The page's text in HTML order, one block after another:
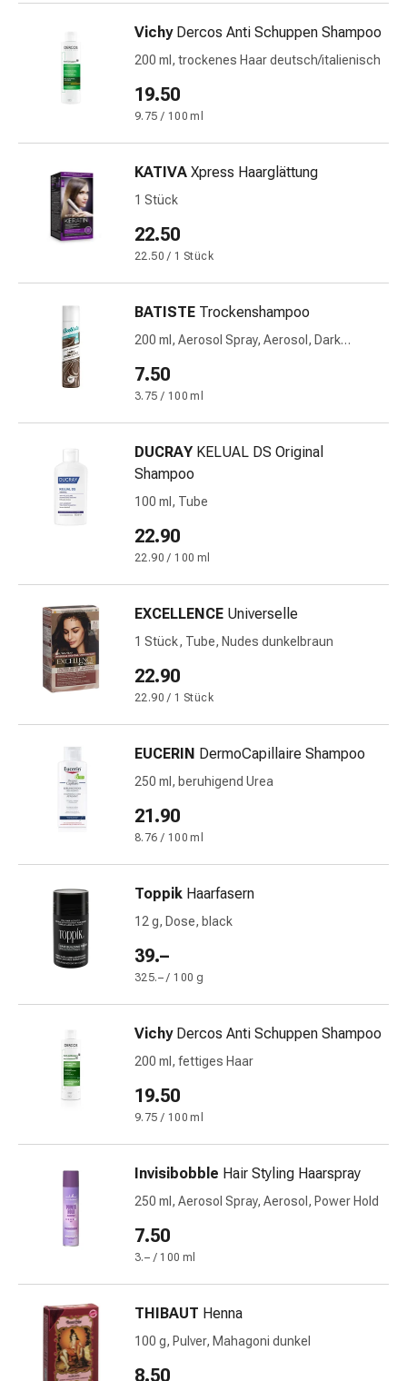
Wundverschlussstreifen
Ziehsalbe
Tupfer
Ohren
Augen
Ohrenbeschwerden
Ohrenpflege
Augentropfen
Augenhygiene
Herz
&
Kreislauf
Herztherapie
Kompressions-
Strümpfe
Kreislaufbeschwerden
Venenbeschwerden
Herznerven-
Störung
Konzentrationsstörung
Allergien
&
Heuschnupfen
Antiallergika
Haut
Nase
Magen-
Darm
Durchfall
Hämorrhoiden
Magenbrennen
Erbrechen
Verdauung,
Blähungen
Verstopfung
Medizinische
Hautpflege
Ekzeme
Juckreiz
Hühneraugen
Warzen
Nagel-
Trockene
Haut
Vichy Dercos Anti Schuppen Shampoo
200 ml, trockenes Haar deutsch/italienisch
19.50
9.75 / 100 ml
KATIVA Xpress Haarglättung
1 Stück
22.50
22.50 / 1 Stück
BATISTE Trockenshampoo
200 ml, Aerosol Spray, Aerosol, Dark
7.50
3.75 / 100 ml
DUCRAY KELUAL DS Original
Shampoo
100 ml, Tube
22.90
22.90 / 100 ml
EXCELLENCE Universelle
1 Stück, Tube, Nudes dunkelbraun
22.90
22.90 / 1 Stück
EUCERIN DermoCapillaire Shampoo
250 ml, beruhigend Urea
21.90
8.76 / 100 ml
Toppik Haarfasern
12 g, Dose, black
39.–
325.– / 100 g
Vichy Dercos Anti Schuppen Shampoo
200 ml, fettiges Haar
19.50
9.75 / 100 ml
Invisibobble Hair Styling Haarspray
250 ml, Aerosol Spray, Aerosol, Power Hold
7.50
3.– / 100 ml
THIBAUT Henna
100 g, Pulver, Mahagoni dunkel
8.50